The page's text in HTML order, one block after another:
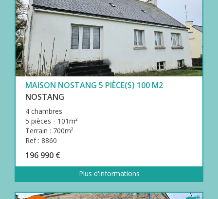
MAISON NOSTANG 5 PIÈCE(S) 100 M2
NOSTANG
4 chambres
5 pièces - 101m²
Terrain : 700m²
Ref : 8860
196 990 €
Plus d'informations